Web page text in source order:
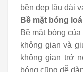
bền đẹp lâu dài
Bề mặt bóng
Bề mặt bóng
không gian và
không gian trở
bóng cũng dễ